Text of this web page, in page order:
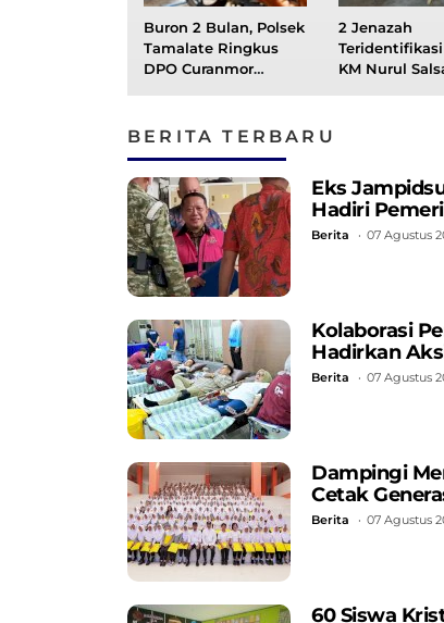
Buron 2 Bulan, Polsek
Tamalate Ringkus
DPO Curanmor
2 Jenazah
KM Nurul
BERITA TERBARU
Eks
Hadiri
Berita 07 Agustus
Kolaborasi
Hadirkan
Berita 07 Agustus
Dampingi
Cetak
Berita 07 Agustus
60 Siswa